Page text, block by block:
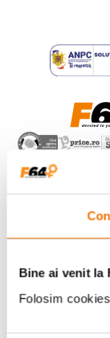
Bine ai venit la
Folosim